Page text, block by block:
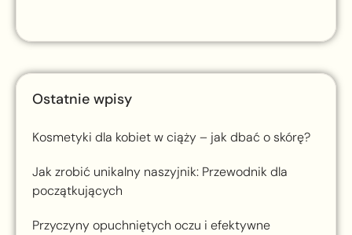
Ostatnie wpisy
Kosmetyki dla kobiet w ciąży – jak dbać o skórę?
Jak zrobić unikalny naszyjnik: Przewodnik dla
początkujących
Przyczyny opuchniętych oczu i efektywne